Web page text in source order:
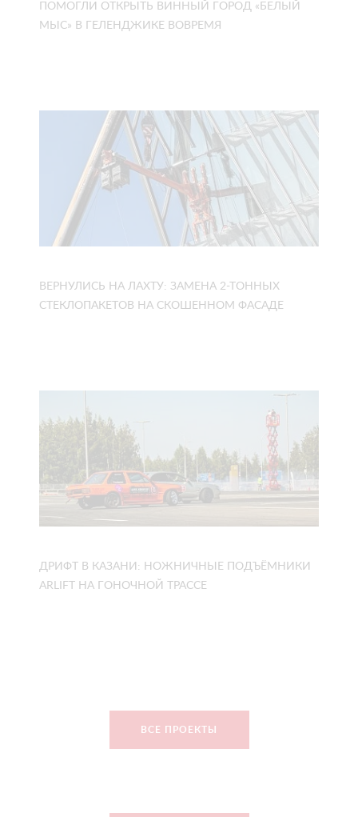
ПОМОГЛИ ОТКРЫТЬ ВИННЫЙ ГОРОД «БЕЛЫЙ
МЫС» В ГЕЛЕНДЖИКЕ ВОВРЕМЯ
ВЕРНУЛИСЬ НА ЛАХТУ: ЗАМЕНА 2-ТОННЫХ
СТЕКЛОПАКЕТОВ НА СКОШЕННОМ ФАСАДЕ
ДРИФТ В КАЗАНИ: НОЖНИЧНЫЕ ПОДЪЁМНИКИ
ARLIFT НА ГОНОЧНОЙ ТРАССЕ
ВСЕ ПРОЕКТЫ